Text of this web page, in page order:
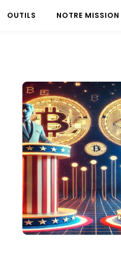
OUTILS NOTRE MISSION